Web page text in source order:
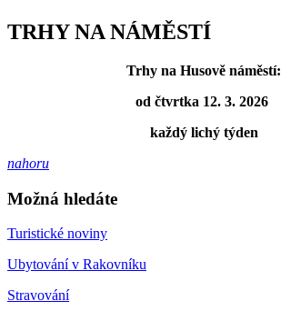
TRHY NA NÁMĚSTÍ
Trhy na Husově náměstí:
od čtvrtka 12. 3. 2026
každý lichý týden
nahoru
Možná hledáte
Turistické noviny
Ubytování v Rakovníku
Stravování